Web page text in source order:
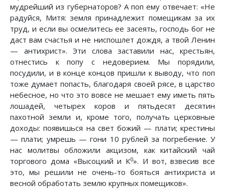
мудрейший из губернаторов? А поп ему отвечает: «Не
радуйся, Митя: земля принадлежит помещикам за их
труд, и если вы осмелитесь ее засеять, господь бог не
даст вам счастья и не ниспошлет дождя, а твой Ленин
— антихрист». Эти слова заставили нас, крестьян,
отнестись к попу с недоверием. Мы порядили,
посудили, и в конце концов пришли к выводу, что поп
тоже думает попасть, благодаря своей рясе, в царство
небесное, но что это вовсе не мешает ему иметь пять
лошадей, четырех коров и пятьдесят десятин
пахотной земли и, кроме того, получать церковные
доходы: появишься на свет божий — плати; крестины
— плати; умрешь — гони 10 рублей за погребение. У
нас молитвы обложили акцизом, как китайский чай
торгового дома «Высоцкий и К0». И вот, взвесив все
это, мы решили не очень-то бояться антихриста и
весной обработать землю крупных помещиков».